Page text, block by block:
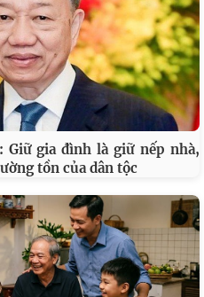
gia đình là giữ nếp nhà,
tồn của dân tộc